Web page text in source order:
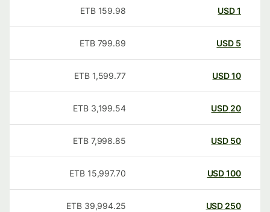
USD
159.98
ETB
USD
799.89
ETB
USD
1,599.77
ETB
20
USD
3,199.54
ETB
50
USD
7,998.85
ETB
100
USD
15,997.70
ETB
250
USD
39,994.25
ETB